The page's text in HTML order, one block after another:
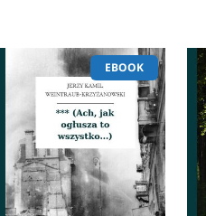
EBOOK